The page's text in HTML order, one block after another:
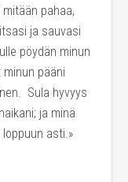
pahaa,
ja sauvasi
pöydän minun
pääni
Sula hyvyys
ja minä
asti.»